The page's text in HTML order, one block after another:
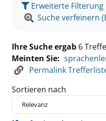
Erweiterte Filterung
Suche verfeinern
Ihre Suche ergab 6
Meinten Sie:
Permalink
Sortieren nach